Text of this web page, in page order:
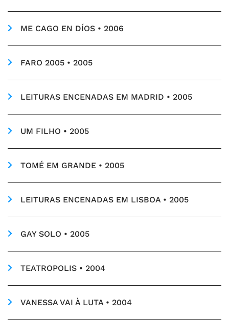
ME CAGO EN DÍOS • 2006
FARO 2005 • 2005
LEITURAS ENCENADAS EM MADRID • 2005
UM FILHO • 2005
TOMÉ EM GRANDE • 2005
LEITURAS ENCENADAS EM LISBOA • 2005
GAY SOLO • 2005
TEATROPOLIS • 2004
VANESSA VAI À LUTA • 2004